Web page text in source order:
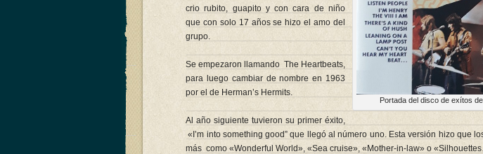
Portada del disco de exítos
crio rubito, guapito y con cara de niño
que con solo 17 años se hizo el amo del
grupo.
Se empezaron llamando The Heartbeats,
para luego cambiar de nombre en 1963
por el de Herman’s Hermits.
Al año siguiente tuvieron su primer éxito,
«I’m into something good” que llegó al número uno. Esta versión hizo que
más como «Wonderful World», «Sea cruise», «Mother-in-law» o